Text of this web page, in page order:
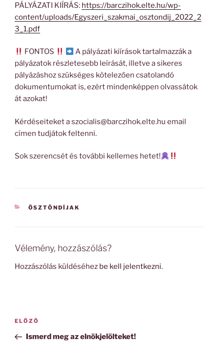
PÁLYÁZATI KIÍRÁS: https://barczihok.elte.hu/wp-
content/uploads/Egyszeri_szakmai_osztondij_2022_2
3_1.pdf
FONTOS
A pályázati kiírások tartalmazzák a
pályázatok részletesebb leírását, illetve a sikeres
pályázáshoz szükséges kötelezően csatolandó
dokumentumokat is, ezért mindenképpen olvassátok
át azokat!
Kérdéseiteket a szocialis@barczihok.elte.hu email
címen tudjátok feltenni.
Sok szerencsét és további kellemes hetet!
KATEGÓRIÁK
ÖSZTÖNDÍJAK
Vélemény, hozzászólás?
Hozzászólás küldéséhez be kell jelentkezni.
Bejegyzés
Korábbi
bejegyzés
ELŐZŐ
Ismerd meg az elnökjelölteket!